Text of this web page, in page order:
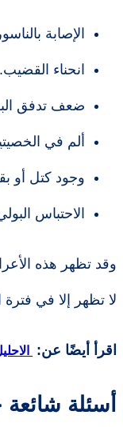
الإصابة
انحناء القضيب.
ضعف تدفق
ألم في
وجود كتل أو
الاحتباس
وقد تظهر هذه
لا تظهر إلا في فترة
اقرأ أيضًا عن:
أسئلة